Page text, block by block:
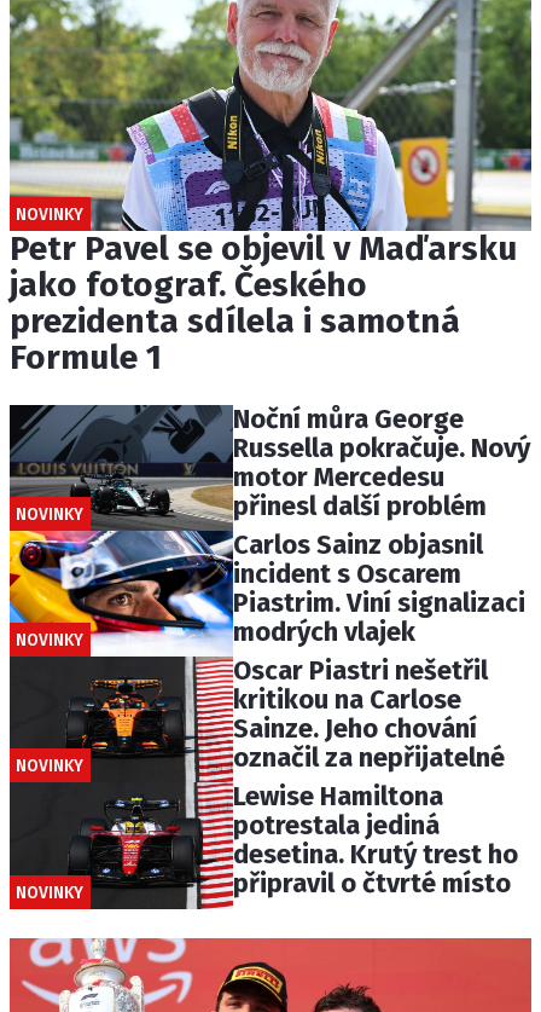
NOVINKY
Petr Pavel se objevil v Maďarsku
jako fotograf. Českého
prezidenta sdílela i samotná
Formule 1
NOVINKY
Noční můra George
Russella pokračuje. Nový
motor Mercedesu
přinesl další problém
NOVINKY
Carlos Sainz objasnil
incident s Oscarem
Piastrim. Viní signalizaci
modrých vlajek
NOVINKY
Oscar Piastri nešetřil
kritikou na Carlose
Sainze. Jeho chování
označil za nepřijatelné
NOVINKY
Lewise Hamiltona
potrestala jediná
desetina. Krutý trest ho
připravil o čtvrté místo